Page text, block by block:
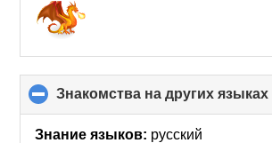
Знакомства на других языках
Знание языков: русский